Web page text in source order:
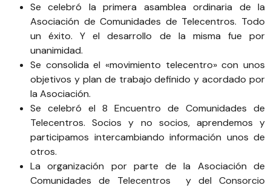
Se celebró laprimera asamblea ordinaria de la
Asociación de Comunidades de Telecentros. Todo
un éxito. Y el desarrollo de la misma fue por
unanimidad.
Se consolida el «movimiento telecentro» con unos
objetivos y plan de trabajo definido y acordado por
la Asociación.
Se celebró el 8 Encuentro de Comunidades de
Telecentros. Socios y no socios, aprendemos y
participamos intercambiando información unos de
otros.
La organización por parte de la Asociación de
Comunidades de Telecentros y delConsorcio